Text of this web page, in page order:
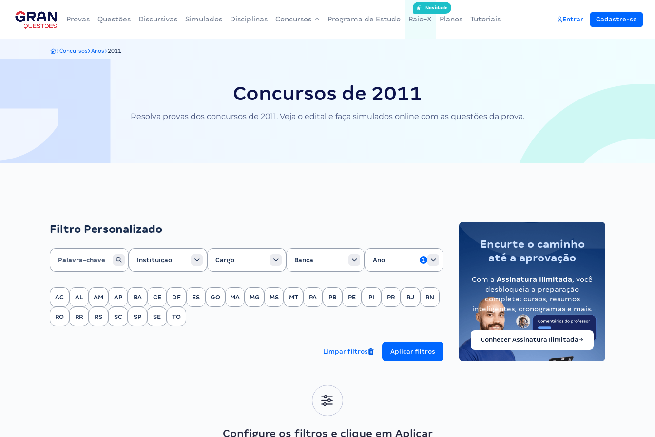
Provas Questões Discursivas Simulados Disciplinas Concursos Programa de Estudo Raio-X
Novidade
Planos Tutoriais Entrar Cadastre-se
Gran Questões
Concursos Anos 2011
Concursos de 2011
Resolva provas dos concursos de 2011. Veja o edital e faça simulados online com as questões da prova.
Filtro Personalizado
Instituição
Instituição
Cargo
Cargo
Banca
Banca
Ano
Ano
1
Filtrar por Estado
AC AL AM AP BA CE DF ES GO MA MG MS MT PA PB PE PI PR RJ RN
RO RR RS SC SP SE TO
Limpar filtros Aplicar filtros
Encurte o caminho
até a aprovação
Com a Assinatura Ilimitada, você
desbloqueia a preparação
completa: cursos, resumos
inteligentes, cronogramas e mais.
Conhecer Assinatura Ilimitada
Configure os filtros e clique em Aplicar